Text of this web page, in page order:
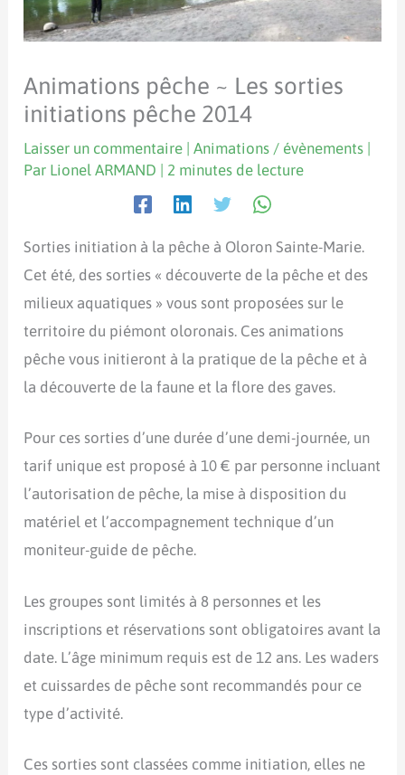
Animations pêche ~ Les sorties
initiations pêche 2014
Laisser un commentaire |Animations / évènements |
Par Lionel ARMAND | 2 minutes de lecture
Sorties initiation à la pêche à Oloron Sainte-Marie.
Cet été, des sorties « découverte de la pêche et des
milieux aquatiques » vous sont proposées sur le
territoire du piémont oloronais. Ces animations
pêche vous initieront à la pratique de la pêche et à
la découverte de la faune et la flore des gaves.
Pour ces sorties d’une durée d’une demi-journée, un
tarif unique est proposé à 10 € par personne incluant
l’autorisation de pêche, la mise à disposition du
matériel et l’accompagnement technique d’un
moniteur-guide de pêche.
Les groupes sont limités à 8 personnes et les
inscriptions et réservations sont obligatoires avant la
date. L’âge minimum requis est de 12 ans. Les waders
et cuissardes de pêche sont recommandés pour ce
type d’activité.
Ces sorties sont classées comme initiation, elles ne